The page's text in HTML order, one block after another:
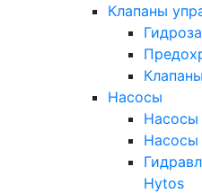
Клапаны
Насосы
Насосы
Hytos